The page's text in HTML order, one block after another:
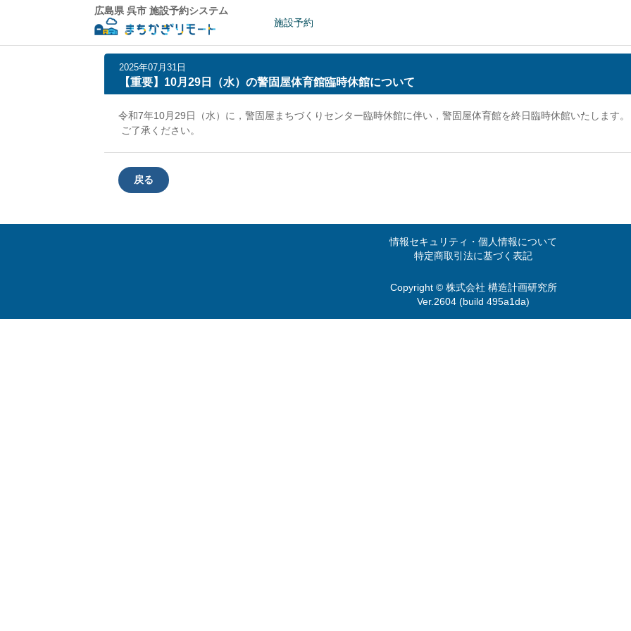
広島県 呉市 施設予約システム
施設予約
2025年07月31日
【重要】10月29日（水）の警固屋体育館臨時休館について
令和7年10月29日（水）に，警固屋まちづくりセンター臨時休館に伴い，警固屋体育館を終日臨時休館いたします。
ご了承ください。
戻る
情報セキュリティ・個人情報について
特定商取引法に基づく表記
Copyright © 株式会社 構造計画研究所
Ver.2604 (build 495a1da)